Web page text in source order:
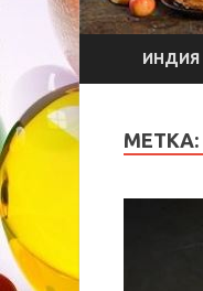
ИНДИЯ
МЕТКА: